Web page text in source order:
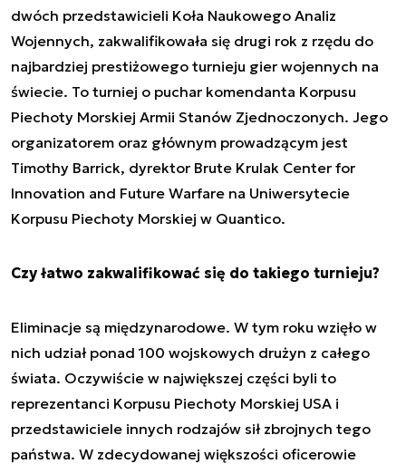
dwóch przedstawicieli Koła Naukowego Analiz
Wojennych, zakwalifikowała się drugi rok z rzędu do
najbardziej prestiżowego turnieju gier wojennych na
świecie. To turniej o puchar komendanta Korpusu
Piechoty Morskiej Armii Stanów Zjednoczonych. Jego
organizatorem oraz głównym prowadzącym jest
Timothy Barrick, dyrektor Brute Krulak Center for
Innovation and Future Warfare na Uniwersytecie
Korpusu Piechoty Morskiej w Quantico.
Czy łatwo zakwalifikować się do takiego turnieju?
Eliminacje są międzynarodowe. W tym roku wzięło w
nich udział ponad 100 wojskowych drużyn z całego
świata. Oczywiście w największej części byli to
reprezentanci Korpusu Piechoty Morskiej USA i
przedstawiciele innych rodzajów sił zbrojnych tego
państwa. W zdecydowanej większości oficerowie